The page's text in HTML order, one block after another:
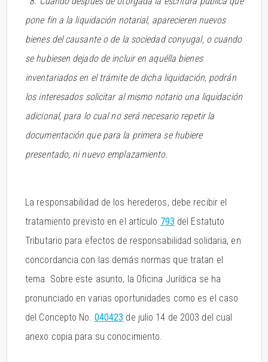
pone fin a la liquidación notarial, aparecieren nuevos
bienes del causante o de la sociedad conyugal, o cuando
se hubiesen dejado de incluir en aquélla bienes
inventariados en el trámite de dicha liquidación, podrán
los interesados solicitar al mismo notario una liquidación
adicional, para lo cual no será necesario repetir la
documentación que para la primera se hubiere
presentado, ni nuevo emplazamiento.
La responsabilidad de los herederos, debe recibir el
tratamiento previsto en el artículo 793 del Estatuto
Tributario para efectos de responsabilidad solidaria, en
concordancia con las demás normas que tratan el
tema. Sobre este asunto, la Oficina Jurídica se ha
pronunciado en varias oportunidades como es el caso
del Concepto No. 040423 de julio 14 de 2003 del cual
anexo copia para su conocimiento.